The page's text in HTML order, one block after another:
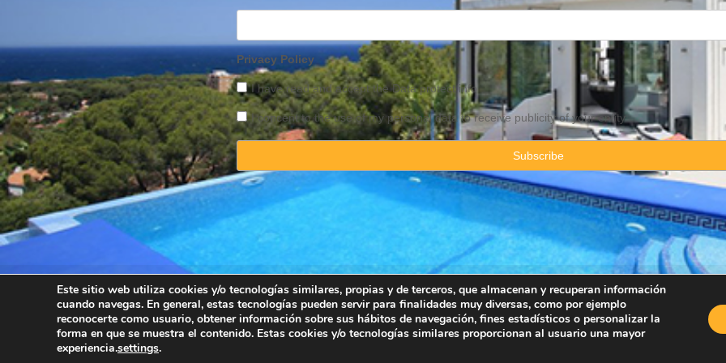
Privacy Policy
I have read and accept theDataprotect info
I concent to the use of my personal data to receive publicity of your entity
Copyright © 2025 Property Consulting Spain By JadeVillas S.L. ·Legal advice Privacy
Este sitio web utiliza cookies y/o tecnologías similares, propias y de terceros, que almacenan y recuperan información
cuando navegas. En general, estas tecnologías pueden servir para finalidades muy diversas, como por ejemplo
reconocerte como usuario, obtener información sobre sus hábitos de navegación, fines estadísticos o personalizar la
forma en que se muestra el contenido. Estas cookies y/o tecnologías similares proporcionan al usuario una mayor
experiencia.settings.